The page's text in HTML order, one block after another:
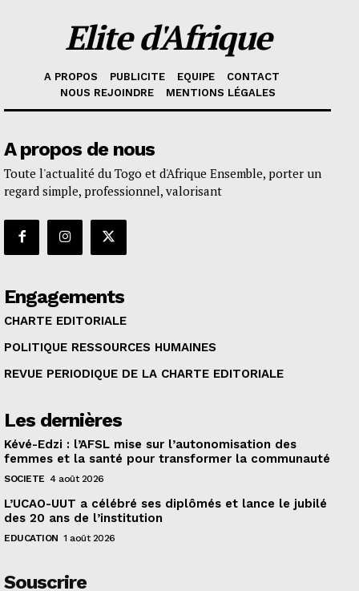
Elite d'Afrique
A PROPOS PUBLICITE EQUIPE
CONTACT
NOUS REJOINDRE
MENTIONS LÉGALES
A propos de nous
Toute l'actualité du Togo et d'Afrique Ensemble, porter un
regard simple, professionnel, valorisant
Engagements
CHARTE EDITORIALE
POLITIQUE RESSOURCES HUMAINES
REVUE PERIODIQUE DE LA CHARTE EDITORIALE
Les dernières
Kévé-Edzi : l’AFSL mise sur l’autonomisation des
femmes et la santé pour transformer la communauté
SOCIETE 4 août 2026
L’UCAO-UUT a célébré ses diplômés et lance le jubilé
des 20 ans de l’institution
EDUCATION 1 août 2026
Souscrire